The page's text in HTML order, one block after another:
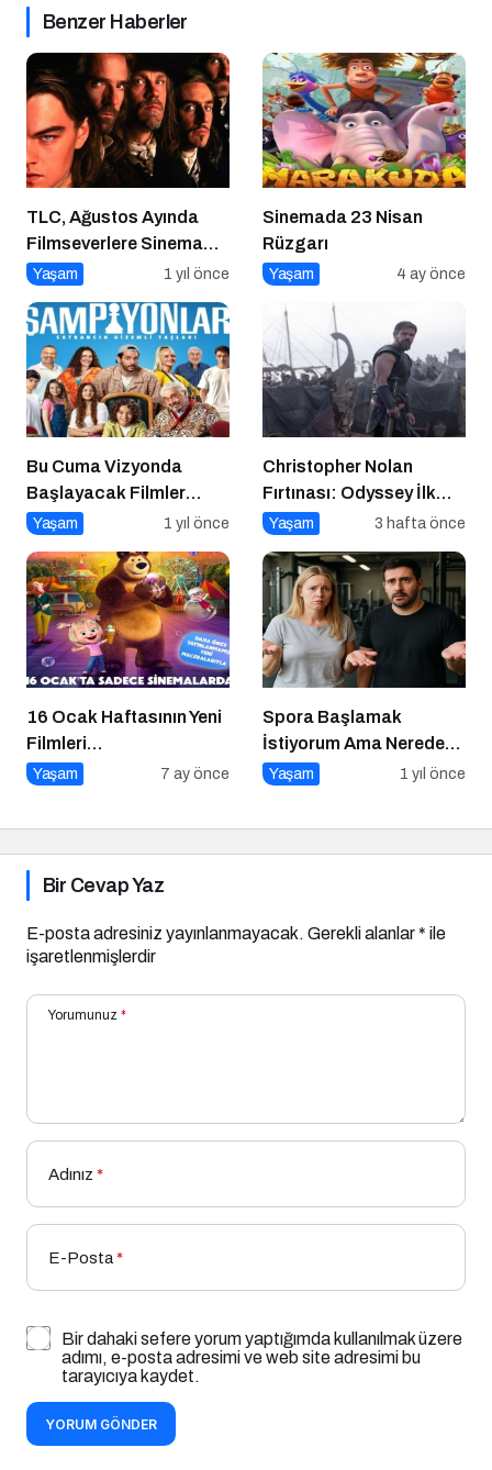
Benzer Haberler
TLC, Ağustos Ayında
Filmseverlere Sinema
Dolu Akşamlar Sunuyor
Yaşam 1 yıl önce
Sinemada 23 Nisan
Rüzgarı
Yaşam 4 ay önce
Bu Cuma Vizyonda
Başlayacak Filmler
Açıklandı
Yaşam 1 yıl önce
Christopher Nolan
Fırtınası: Odyssey İlk
Hafta Sonunda Gişeyi
Yaşam 3 hafta önce
16 Ocak Haftasının Yeni
Filmleri
Sinemaseverlerle
Yaşam 7 ay önce
Spora Başlamak
İstiyorum Ama Nereden
Başlayacağımı
Yaşam 1 yıl önce
Bir Cevap Yaz
E-posta adresiniz yayınlanmayacak. Gerekli alanlar* ile
işaretlenmişlerdir
Yorumunuz *
Adınız *
E-Posta*
Bir dahaki sefere yorum yaptığımda kullanılmak üzere
adımı, e-posta adresimi ve web site adresimi bu
tarayıcıya kaydet.
YORUM GÖNDER